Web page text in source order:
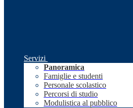
Servizi
Panoramica
Famiglie e studenti
Personale scolastico
Percorsi di studio
Modulistica al pubblico